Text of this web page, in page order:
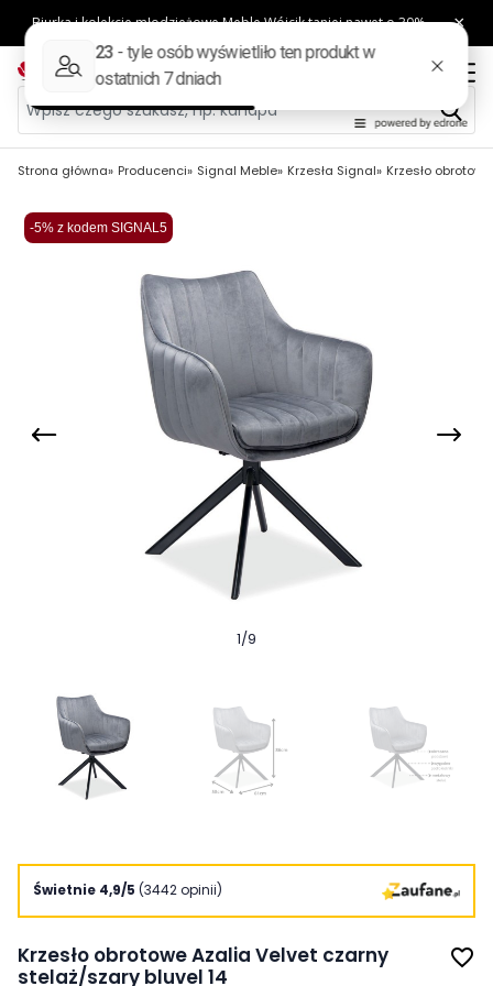
Strona główna Producenci Signal Meble Krzesła Signal Krzesło
-5% z kodem SIGNAL5
1/9
Świetnie 4,9/5 (3442 opinii)
Krzesło obrotowe Azalia Velvet czarny
stelaż/szary bluvel 14
favorite_border